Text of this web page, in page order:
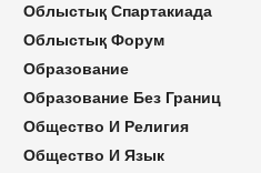
Облыстық Спартакиада
Облыстық Форум
Образование
Образование Без Границ
Общество И Религия
Общество И Язык